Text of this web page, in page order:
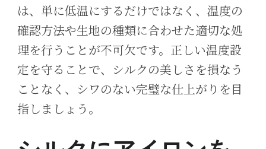
は、単に低温にするだけではなく、温度の
確認方法や生地の種類に合わせた適切な処
理を行うことが不可欠です。正しい温度設
定を守ることで、シルクの美しさを損なう
ことなく、シワのない完璧な仕上がりを目
指しましょう。